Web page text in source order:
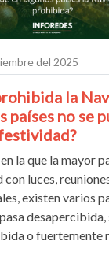
del 2025
la
países no se
la que la mayor
luces,
existen varios
desapercibida,
o fuertemente r